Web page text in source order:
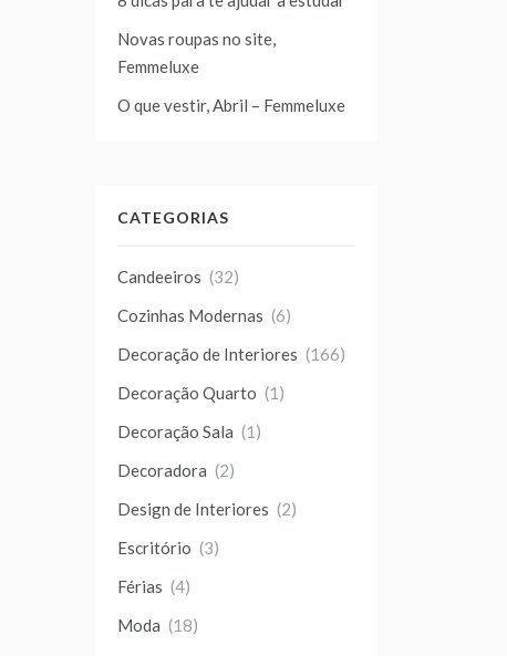
Novas roupas no site,
Femmeluxe
O que vestir, Abril – Femmeluxe
CATEGORIAS
Candeeiros (32)
Cozinhas Modernas (6)
Decoração de Interiores (166)
Decoração Quarto (1)
Decoração Sala (1)
Decoradora (2)
Design de Interiores (2)
Escritório (3)
Férias (4)
Moda (18)